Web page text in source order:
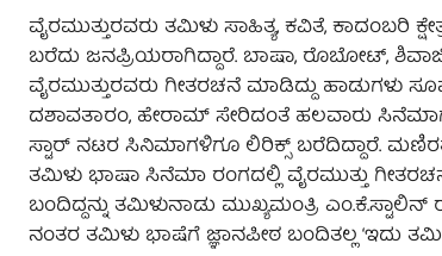
ವೈರಮುತ್ತುರವರು ತಮಿಳು ಸಾಹಿತ್ಯ, ಕವಿತೆ, ಕಾದಂಬರಿ
ಬರೆದು ಜನಪ್ರಿಯರಾಗಿದ್ದಾರೆ.‌ ಬಾಷಾ, ರೊಬೋಟ್,
ವೈರಮುತ್ತುರವರು ಗೀತರಚನೆ ಮಾಡಿದ್ದು
ದಶಾವತಾರಂ, ಹೇರಾಮ್ ಸೇರಿದಂತೆ ಹಲವಾರು
ಸ್ಟಾರ್ ನಟರ ಸಿನಿಮಾಗಳಿಗೂ ಲಿರಿಕ್ಸ್ ಬರೆದಿದ್ದಾರೆ.
ತಮಿಳು ಭಾಷಾ ಸಿನೆಮಾ ರಂಗದಲ್ಲಿ ವೈರಮುತ್ತು
ಬಂದಿದ್ದನ್ನು ತಮಿಳುನಾಡು ಮುಖ್ಯಮಂತ್ರಿ
ನಂತರ ತಮಿಳು ಭಾಷೆಗೆ ಜ್ಞಾನಪೀಠ ಬಂದಿತಲ್ಲ ‘ಇದು